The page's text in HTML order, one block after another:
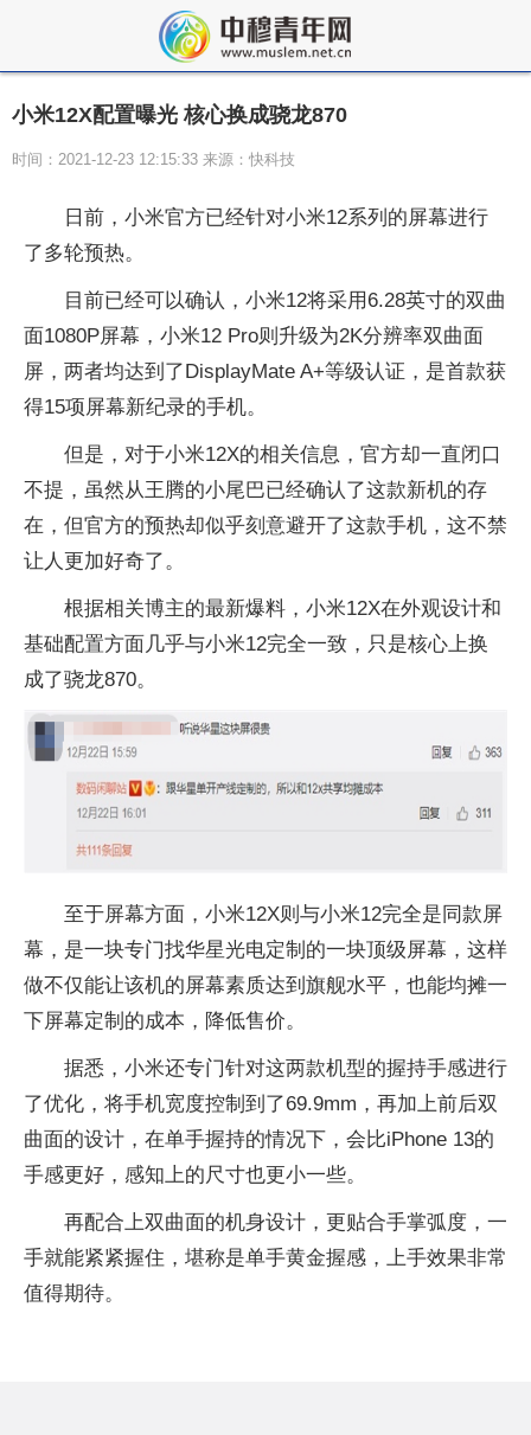
小米12X配置曝光 核心换成骁龙870
时间：2021-12-23 12:15:33 来源：快科技
日前，小米官方已经针对小米12系列的屏幕进行
了多轮预热。
目前已经可以确认，小米12将采用6.28英寸的双曲
面1080P屏幕，小米12 Pro则升级为2K分辨率双曲面
屏，两者均达到了DisplayMate A+等级认证，是首款获
得15项屏幕新纪录的手机。
但是，对于小米12X的相关信息，官方却一直闭口
不提，虽然从王腾的小尾巴已经确认了这款新机的存
在，但官方的预热却似乎刻意避开了这款手机，这不禁
让人更加好奇了。
根据相关博主的最新爆料，小米12X在外观设计和
基础配置方面几乎与小米12完全一致，只是核心上换
成了骁龙870。
至于屏幕方面，小米12X则与小米12完全是同款屏
幕，是一块专门找华星光电定制的一块顶级屏幕，这样
做不仅能让该机的屏幕素质达到旗舰水平，也能均摊一
下屏幕定制的成本，降低售价。
据悉，小米还专门针对这两款机型的握持手感进行
了优化，将手机宽度控制到了69.9mm，再加上前后双
曲面的设计，在单手握持的情况下，会比iPhone 13的
手感更好，感知上的尺寸也更小一些。
再配合上双曲面的机身设计，更贴合手掌弧度，一
手就能紧紧握住，堪称是单手黄金握感，上手效果非常
值得期待。